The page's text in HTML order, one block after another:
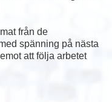
från de
spänning på nästa
att följa arbetet